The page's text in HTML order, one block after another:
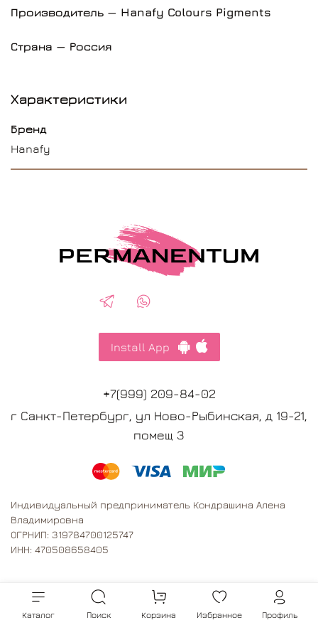
Производитель — Hanafy Colours Pigments
Страна — Россия
Характеристики
Бренд
Hanafy
Install App
+7(999) 209-84-02
г Санкт-Петербург, ул Ново-Рыбинская, д 19-21,
помещ 3
Индивидуальный предприниматель Кондрашина Алена
Владимировна
ОГРНИП: 319784700125747
ИНН: 470508658405
Каталог Поиск Корзина Избранное Профиль